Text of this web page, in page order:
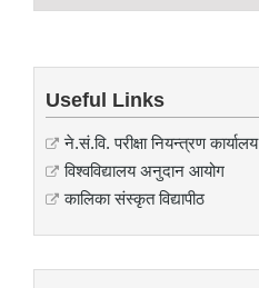
Useful Links
ने.सं.वि. परीक्षा नियन्त्रण कार्यालय
विश्वविद्यालय अनुदान आयोग
कालिका संस्कृत विद्यापीठ